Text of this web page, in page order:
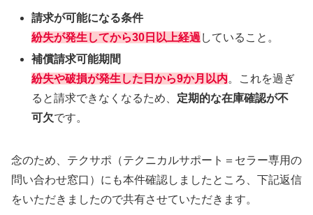
請求が可能になる条件
紛失が発生してから30日以上経過 していること。
補償請求可能期間
紛失や破損が発生した日から9か月以内。これを過ぎ
ると請求できなくなるため、 定期的な在庫確認が不
可欠です。
念のため、テクサポ（テクニカルサポート＝セラー専用の
問い合わせ窓口）にも本件確認しましたところ、下記返信
をいただきましたので共有させていただきます。